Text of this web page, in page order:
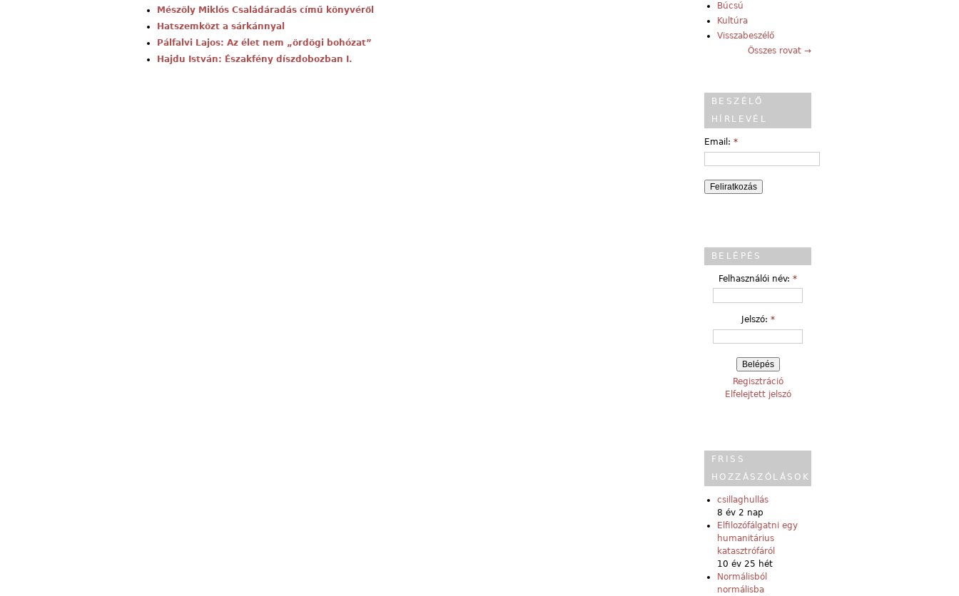
Mészöly Miklós Családáradás című könyvéről
Hatszemközt a sárkánnyal
Pálfalvi Lajos: Az élet nem „ördögi bohózat”
Hajdu István: Északfény díszdobozban I.
Búcsú
Kultúra
Visszabeszélő
Összes rovat →
BESZÉLŐ
HÍRLEVÉL
Email: *
BELÉPÉS
Felhasználói név: *
Jelszó: *
Regisztráció
Elfelejtett jelszó
FRISS
HOZZÁSZÓLÁSOK
csillaghullás
8 év 2 nap
Elfilozófálgatni egy
humanitárius
katasztrófáról
10 év 25 hét
Normálisból
normálisba